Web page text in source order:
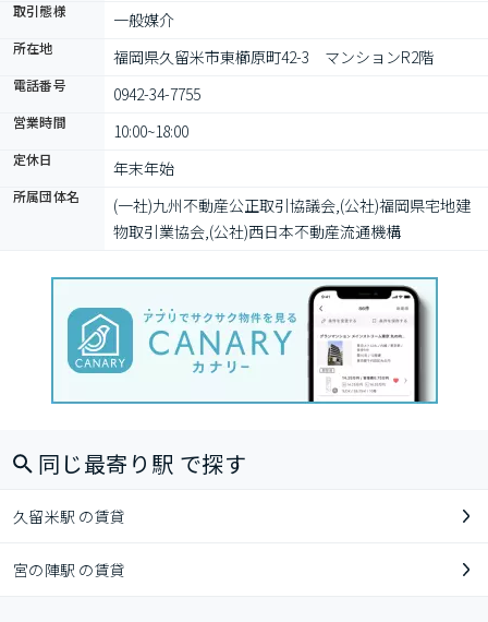
取引態様 一般媒介
所在地 福岡県久留米市東櫛原町42-3　マンションR2階
電話番号 0942-34-7755
営業時間 10:00~18:00
定休日 年末年始
所属団体名
(一社)九州不動産公正取引協議会,(公社)福岡県宅地建
物取引業協会,(公社)西日本不動産流通機構
同じ最寄り駅 で探す
久留米駅 の賃貸
宮の陣駅 の賃貸